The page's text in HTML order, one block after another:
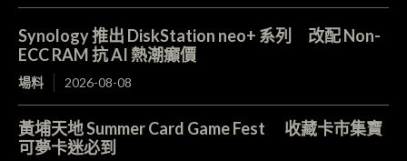
Synology 推出 DiskStation neo+ 系列 改配 Non-
ECC RAM 抗 AI 熱潮癲價
場料 2026-08-08
黃埔天地 Summer Card Game Fest 收藏卡市集寶
可夢卡迷必到